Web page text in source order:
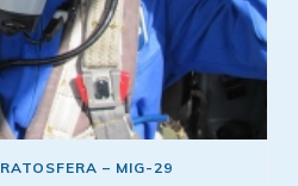
– MIG-29